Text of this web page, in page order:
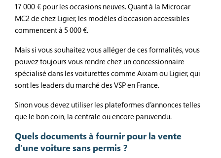
17 000 € pour les occasions neuves. Quant à la Microcar
MC2 de chez Ligier, les modèles d’occasion accessibles
commencent à 5 000 €.
Mais si vous souhaitez vous alléger de ces formalités, vous
pouvez toujours vous rendre chez un concessionnaire
spécialisé dans les voiturettes comme Aixam ou Ligier, qui
sont les leaders du marché des VSP en France.
Sinon vous devez utiliser les plateformes d’annonces telles
que le bon coin, la centrale ou encore paruvendu.
Quels documents à fournir pour la vente
d’une voiture sans permis ?